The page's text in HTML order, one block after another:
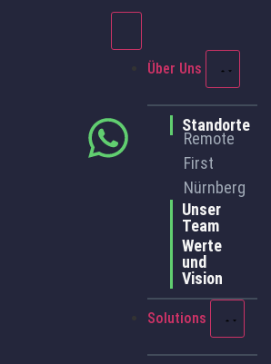
Über Uns
Standorte
Remote
First
Nürnberg
Unser
Team
Werte
und
Vision
Solutions